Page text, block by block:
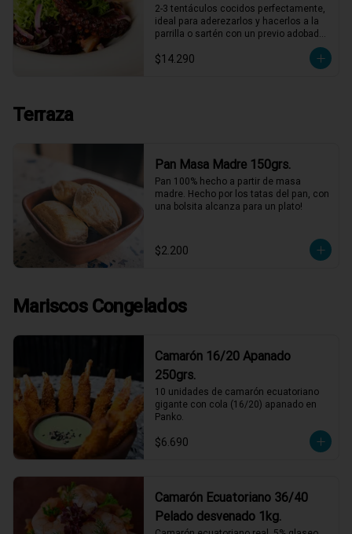
2-3 tentáculos cocidos perfectamente,
ideal para aderezarlos y hacerlos a la
parrilla o sartén con un previo adobado,
alguna salsa mayonesa
$14.290
Terraza
Pan Masa Madre 150grs.
Pan 100% hecho a partir de masa
madre. Hecho por los tatas del pan, con
una bolsita alcanza para un plato!
$2.200
Mariscos Congelados
Camarón 16/20 Apanado
250grs.
10 unidades de camarón ecuatoriano
gigante con cola (16/20) apanado en
Panko.
$6.690
Camarón Ecuatoriano 36/40
Pelado desvenado 1kg.